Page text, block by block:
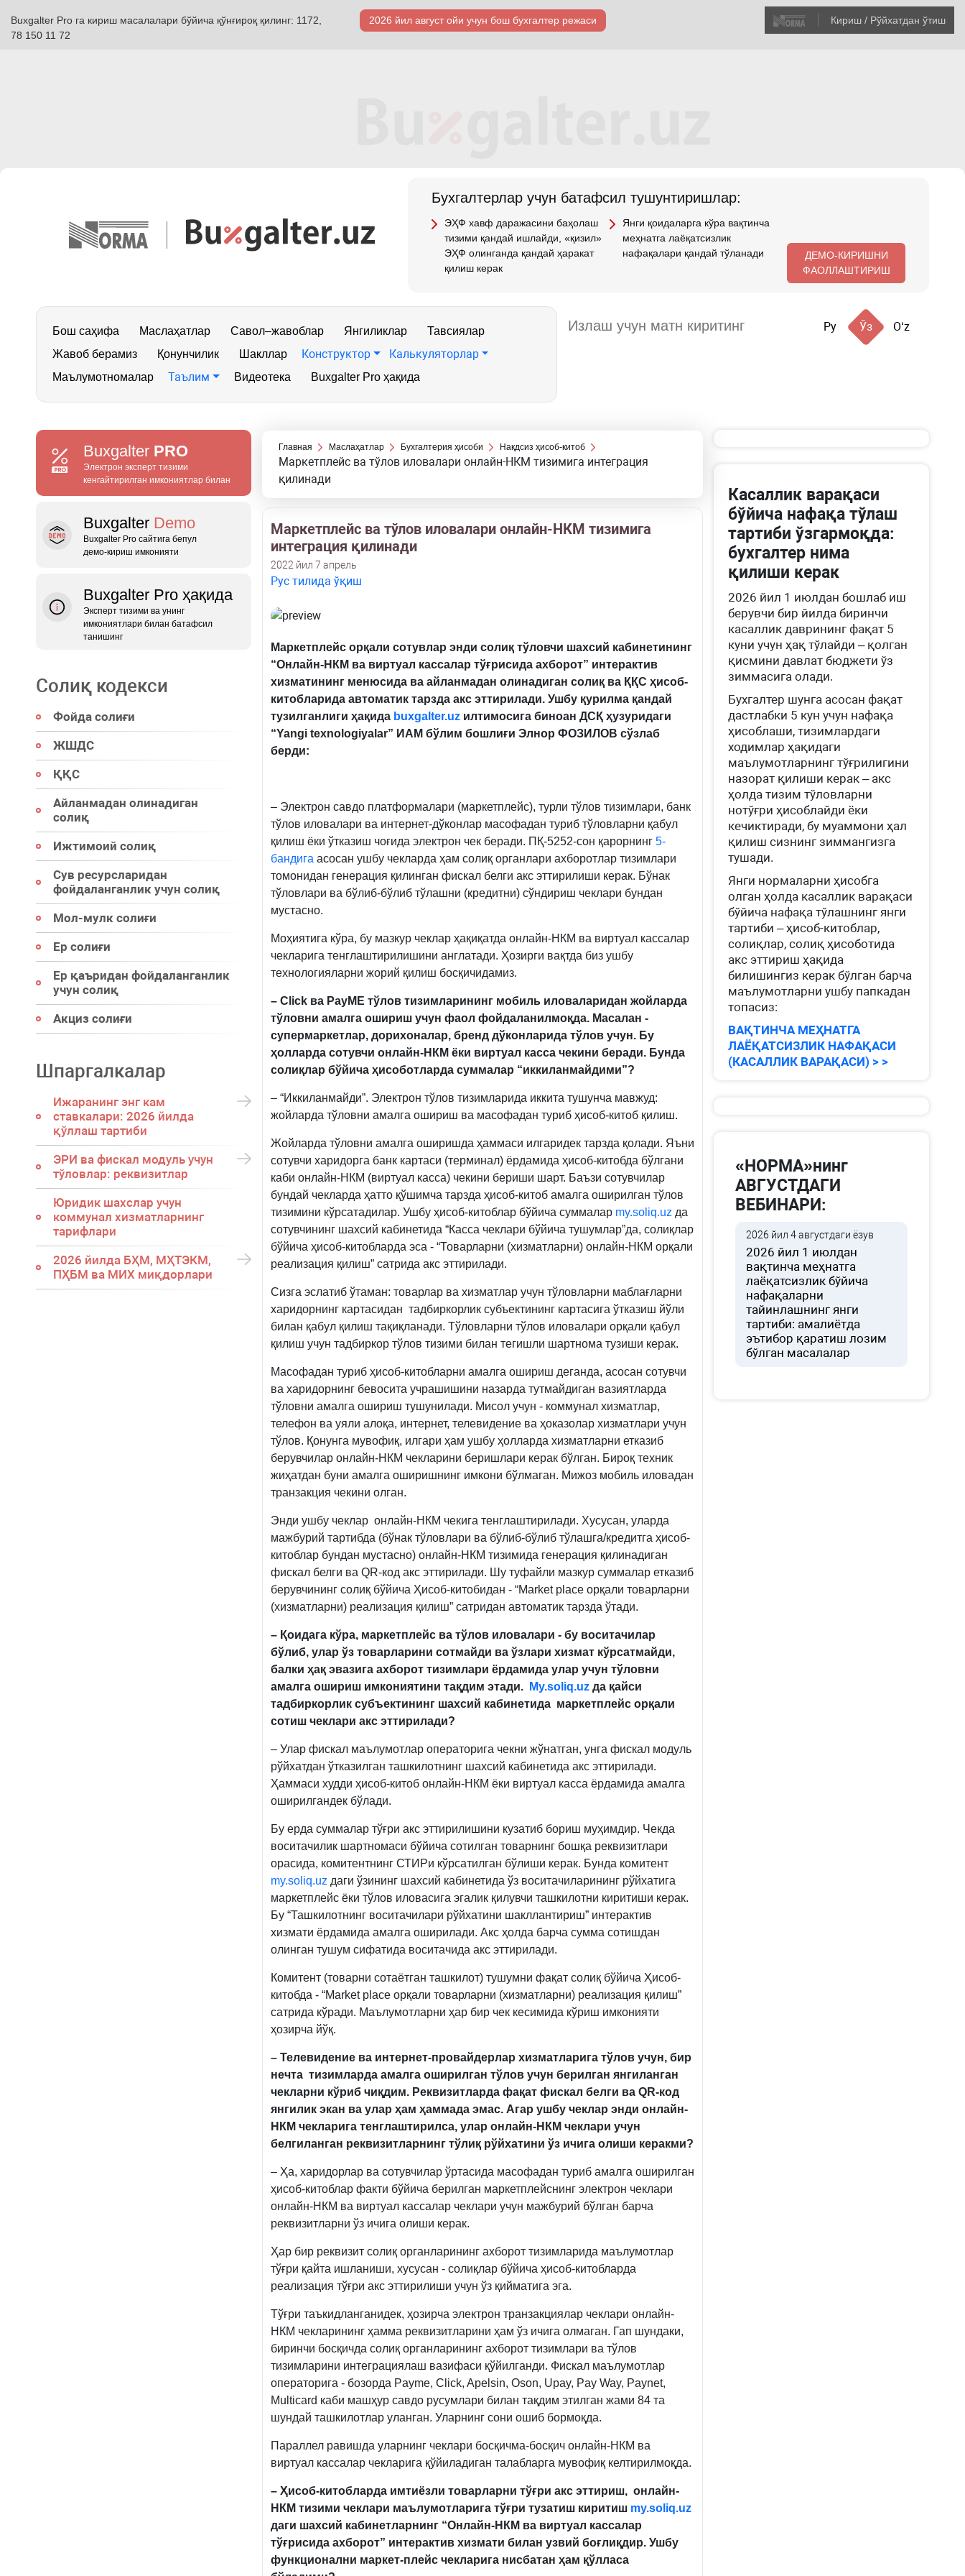
Buxgalter Pro га кириш масалалари бўйича қўнғироқ қилинг: 1172,
78 150 11 72
2026 йил август ойи учун бош бухгалтер режаси Кириш / Рўйхатдан ўтиш
Бухгалтерлар учун батафсил тушунтиришлар:
ЭҲФ хавф даражасини баҳолаш
тизими қандай ишлайди, «қизил»
ЭҲФ олинганда қандай ҳаракат
қилиш керак
Янги қоидаларга кўра вақтинча
меҳнатга лаёқатсизлик
нафақалари қандай тўланади
ДЕМО-КИРИШНИ
ФАОЛЛАШТИРИШ
Бош саҳифа Маслаҳатлар Савол–жавоблар Янгиликлар
Тавсиялар
Жавоб берамиз
Қонунчилик Шакллар Конструктор Калькуляторлар
Маълумотномалар Таълим Видеотека Buxgalter Pro ҳақида
Ру Ўз Oʻz
Buxgalter PRO
Электрон эксперт тизими
кенгайтирилган имкониятлар билан
Buxgalter Demo
Buxgalter Pro сайтига бепул
демо‑кириш имконияти
Buxgalter Pro ҳақида
Эксперт тизими ва унинг
имкониятлари билан батафсил
танишинг
Солиқ кодекси
Фойда солиғи
ЖШДС
ҚҚС
Айланмадан олинадиган
солиқ
Ижтимоий солиқ
Сув ресурсларидан
фойдаланганлик учун солиқ
Мол-мулк солиғи
Ер солиғи
Ер қаъридан фойдаланганлик
учун солиқ
Акциз солиғи
Шпаргалкалар
Ижаранинг энг кам
ставкалари: 2026 йилда
қўллаш тартиби
ЭРИ ва фискал модуль учун
тўловлар: реквизитлар
Юридик шахслар учун
коммунал хизматларнинг
тарифлари
2026 йилда БҲМ, МҲТЭКМ,
ПҲБМ ва МИХ миқдорлари
Главная Маслаҳатлар Бухгалтерия ҳисоби Нақдсиз ҳисоб-китоб
Маркетплейс ва тўлов иловалари онлайн-НКМ тизимига интеграция
қилинади
Маркетплейс ва тўлов иловалари онлайн-НКМ тизимига
интеграция қилинади
2022 йил 7 апрель
Рус тилида ўқиш
Маркетплейс орқали сотувлар энди солиқ тўловчи шахсий кабинетининг
“Онлайн-НКМ ва виртуал кассалар тўғрисида ахборот” интерактив
хизматининг менюсида ва айланмадан олинадиган солиқ ва ҚҚС ҳисоб-
китобларида автоматик тарзда акс эттирилади. Ушбу қурилма қандай
тузилганлиги ҳақида buxgalter.uzилтимосига биноан ДСҚ ҳузуридаги
“Yangi texnologiyalar” ИАМ бўлим бошлиғи Элнор ФОЗИЛОВ сўзлаб
берди:
– Электрон савдо платформалари (маркетплейс), турли тўлов тизимлари, банк
тўлов иловалари ва интернет-дўконлар масофадан туриб тўловларни қабул
қилиш ёки ўтказиш чоғида электрон чек беради. ПҚ-5252-сон қарорнинг 5-
бандига асосан ушбу чекларда ҳам солиқ органлари ахборотлар тизимлари
томонидан генерация қилинган фискал белги акс эттирилиши керак. Бўнак
тўловлари ва бўлиб-бўлиб тўлашни (кредитни) сўндириш чеклари бундан
мустасно.
Моҳиятига кўра, бу мазкур чеклар ҳақиқатда онлайн-НКМ ва виртуал кассалар
чекларига тенглаштирилишини англатади. Ҳозирги вақтда биз ушбу
технологияларни жорий қилиш босқичидамиз.
– Click ва PayME тўлов тизимларининг мобиль иловаларидан жойларда
тўловни амалга ошириш учун фаол фойдаланилмоқда. Масалан -
супермаркетлар, дорихоналар, бренд дўконларида тўлов учун. Бу
ҳолларда сотувчи онлайн-НКМ ёки виртуал касса чекини беради. Бунда
солиқлар бўйича ҳисоботларда суммалар “иккиланмайдими”?
– “Иккиланмайди”. Электрон тўлов тизимларида иккита тушунча мавжуд:
жойларда тўловни амалга ошириш ва масофадан туриб ҳисоб-китоб қилиш.
Жойларда тўловни амалга оширишда ҳаммаси илгаридек тарзда қолади. Яъни
сотувчи харидорга банк картаси (терминал) ёрдамида ҳисоб-китобда бўлгани
каби онлайн-НКМ (виртуал касса) чекини бериши шарт. Баъзи сотувчилар
бундай чекларда ҳатто қўшимча тарзда ҳисоб-китоб амалга оширилган тўлов
тизимини кўрсатадилар. Ушбу ҳисоб-китоблар бўйича суммалар my.soliq.uz да
сотувчининг шахсий кабинетида “Касса чеклари бўйича тушумлар”да, солиқлар
бўйича ҳисоб-китобларда эса - “Товарларни (хизматларни) онлайн-НКМ орқали
реализация қилиш” сатрида акс эттирилади.
Сизга эслатиб ўтаман: товарлар ва хизматлар учун тўловларни маблағларни
харидорнинг картасидан тадбиркорлик субъектининг картасига ўтказиш йўли
билан қабул қилиш тақиқланади. Тўловларни тўлов иловалари орқали қабул
қилиш учун тадбиркор тўлов тизими билан тегишли шартнома тузиши керак.
Масофадан туриб ҳисоб-китобларни амалга ошириш деганда, асосан сотувчи
ва харидорнинг бевосита учрашишини назарда тутмайдиган вазиятларда
тўловни амалга ошириш тушунилади. Мисол учун - коммунал хизматлар,
телефон ва уяли алоқа, интернет, телевидение ва ҳоказолар хизматлари учун
тўлов. Қонунга мувофиқ, илгари ҳам ушбу ҳолларда хизматларни етказиб
берувчилар онлайн-НКМ чекларини беришлари керак бўлган. Бироқ техник
жиҳатдан буни амалга оширишнинг имкони бўлмаган. Мижоз мобиль иловадан
транзакция чекини олган.
Энди ушбу чеклар онлайн-НКМ чекига тенглаштирилади. Хусусан, уларда
мажбурий тартибда (бўнак тўловлари ва бўлиб-бўлиб тўлашга/кредитга ҳисоб-
китоблар бундан мустасно) онлайн-НКМ тизимида генерация қилинадиган
фискал белги ва QR-код акс эттирилади. Шу туфайли мазкур суммалар етказиб
берувчининг солиқ бўйича Ҳисоб-китобидан - “Market place орқали товарларни
(хизматларни) реализация қилиш” сатридан автоматик тарзда ўтади.
– Қоидага кўра, маркетплейс ва тўлов иловалари - бу воситачилар
бўлиб, улар ўз товарларини сотмайди ва ўзлари хизмат кўрсатмайди,
балки ҳақ эвазига ахборот тизимлари ёрдамида улар учун тўловни
амалга ошириш имкониятини тақдим этади.
My.soliq.uzда қайси
тадбиркорлик субъектининг шахсий кабинетида маркетплейсорқали
сотиш чеклари акс эттирилади?
– Улар фискал маълумотлар операторига чекни жўнатган, унга фискал модуль
рўйхатдан ўтказилган ташкилотнинг шахсий кабинетида акс эттирилади.
Ҳаммаси худди ҳисоб-китоб онлайн-НКМ ёки виртуал касса ёрдамида амалга
оширилгандек бўлади.
Бу ерда суммалар тўғри акс эттирилишини кузатиб бориш муҳимдир. Чекда
воситачилик шартномаси бўйича сотилган товарнинг бошқа реквизитлари
орасида, комитентнинг СТИРи кўрсатилган бўлиши керак. Бунда комитент
my.soliq.uz даги ўзининг шахсий кабинетида ўз воситачиларининг рўйхатига
маркетплейс ёки тўлов иловасига эгалик қилувчи ташкилотни киритиши керак.
Бу “Ташкилотнинг воситачилари рўйхатини шакллантириш” интерактив
хизмати ёрдамида амалга оширилади. Акс ҳолда барча сумма сотишдан
олинган тушум сифатида воситачида акс эттирилади.
Комитент (товарни сотаётган ташкилот) тушумни фақат солиқ бўйича Ҳисоб-
китобда - “Market place орқали товарларни (хизматларни) реализация қилиш”
сатрида кўради. Маълумотларни ҳар бир чек кесимида кўриш имконияти
ҳозирча йўқ.
– Телевидение ва интернет-провайдерлар хизматларига тўлов учун, бир
нечта тизимларда амалга оширилган тўлов учун берилган янгиланган
чекларни кўриб чиқдим. Реквизитларда фақат фискал белги ва QR-код
янгилик экан ва улар ҳам ҳаммада эмас. Агар ушбу чеклар энди онлайн-
НКМ чекларига тенглаштирилса, улар онлайн-НКМ чеклари учун
белгиланган реквизитларнинг тўлиқ рўйхатини ўз ичига олиши керакми?
– Ҳа, харидорлар ва сотувчилар ўртасида масофадан туриб амалга оширилган
ҳисоб-китоблар факти бўйича берилган маркетплейснинг электрон чеклари
онлайн-НКМ ва виртуал кассалар чеклари учун мажбурий бўлган барча
реквизитларни ўз ичига олиши керак.
Ҳар бир реквизит солиқ органларининг ахборот тизимларида маълумотлар
тўғри қайта ишланиши, хусусан - солиқлар бўйича ҳисоб-китобларда
реализация тўғри акс эттирилиши учун ўз қийматига эга.
Тўғри таъкидланганидек, ҳозирча электрон транзакциялар чеклари онлайн-
НКМ чекларининг ҳамма реквизитларини ҳам ўз ичига олмаган. Гап шундаки,
биринчи босқичда солиқ органларининг ахборот тизимлари ва тўлов
тизимларини интеграциялаш вазифаси қўйилганди. Фискал маълумотлар
операторига - бозорда Payme, Click, Apelsin, Oson, Upay, Pay Way, Paynet,
Multicard каби машҳур савдо русумлари билан тақдим этилган жами 84 та
шундай ташкилотлар уланган. Уларнинг сони ошиб бормоқда.
Параллел равишда уларнинг чеклари босқичма-босқич онлайн-НКМ ва
виртуал кассалар чекларига қўйиладиган талабларга мувофиқ келтирилмоқда.
– Ҳисоб-китобларда имтиёзли товарларни тўғри акс эттириш, онлайн-
НКМ тизими чеклари маълумотларига тўғри тузатиш киритиш my.soliq.uz
даги шахсий кабинетларнинг “Онлайн-НКМ ва виртуал кассалар
тўғрисида ахборот” интерактив хизмати билан узвий боғлиқдир. Ушбу
функционални маркет-плейс чекларига нисбатан ҳам қўлласа
Касаллик варақаси
бўйича нафақа тўлаш
тартиби ўзгармоқда:
бухгалтер нима
қилиши керак
2026 йил 1 июлдан бошлаб иш
берувчи бир йилда биринчи
касаллик даврининг фақат 5
куни учун ҳақ тўлайди – қолган
қисмини давлат бюджети ўз
зиммасига олади.
Бухгалтер шунга асосан фақат
дастлабки 5 кун учун нафақа
ҳисоблаши, тизимлардаги
ходимлар ҳақидаги
маълумотларнинг тўғрилигини
назорат қилиши керак – акс
ҳолда тизим тўловларни
нотўғри ҳисоблайди ёки
кечиктиради, бу муаммони ҳал
қилиш сизнинг зиммангизга
тушади.
Янги нормаларни ҳисобга
олган ҳолда касаллик варақаси
бўйича нафақа тўлашнинг янги
тартиби – ҳисоб-китоблар,
солиқлар, солиқ ҳисоботида
акс эттириш ҳақида
билишингиз керак бўлган барча
маълумотларни ушбу папкадан
топасиз:
ВАҚТИНЧА МЕҲНАТГА
ЛАЁҚАТСИЗЛИК НАФАҚАСИ
(КАСАЛЛИК ВАРАҚАСИ) > >
«НОРМА»нинг
АВГУСТДАГИ
ВЕБИНАРИ:
2026 йил 4 августдаги ёзув
2026 йил 1 июлдан
вақтинча меҳнатга
лаёқатсизлик бўйича
нафақаларни
тайинлашнинг янги
тартиби: амалиётда
эътибор қаратиш лозим
бўлган масалалар